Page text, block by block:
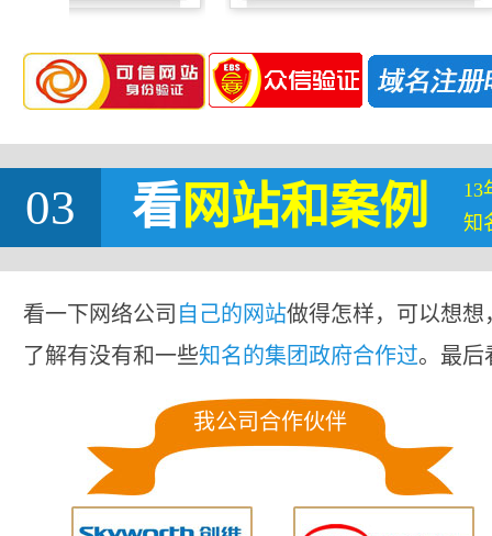
03 看网站和案例
13
知
看一下网络公司 自己的网站做得怎样，可以想
了解有没有和一些知名的集团政府合作过。最后
我公司合作伙伴